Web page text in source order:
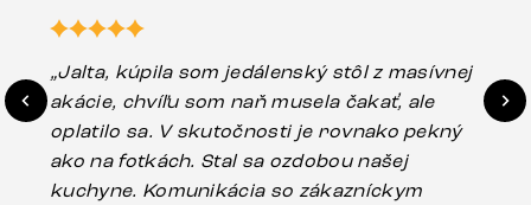
„Jalta, kúpila som jedálenský stôl z masívnej
akácie, chvíľu som naň musela čakať, ale
oplatilo sa. V skutočnosti je rovnako pekný
ako na fotkách. Stal sa ozdobou našej
kuchyne. Komunikácia so zákazníckym